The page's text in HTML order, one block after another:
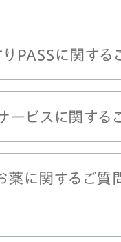
りPASSに関する
ービスに関する
薬に関するご質